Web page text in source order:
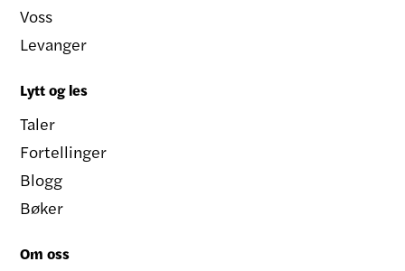
Voss
Levanger
Lytt og les
Taler
Fortellinger
Blogg
Bøker
Om oss